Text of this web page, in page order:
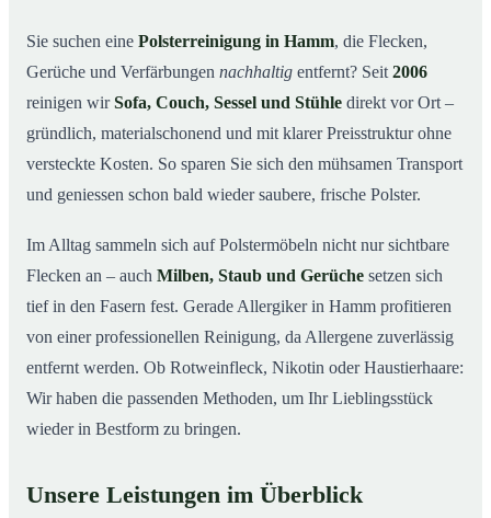
03So arbeiten wir
04Warum Mr. Cleaner in Hamm?
05Polsterreinigung in Hamm und Umgebung
Verwandte Leistungen (für mehr Sauberkeit im
Verbund)
08Jetzt kostenloses Angebot einholen
09So läuft eine professionelle Polsterreinigung in Hamm
Sie suchen eine Polsterreinigung in Hamm, die Flecken,
Gerüche und Verfärbungen nachhaltig entfernt? Seit 2006
reinigen wirSofa, Couch, Sessel und Stühle direkt vor Ort –
gründlich, materialschonend und mit klarer Preisstruktur ohne
versteckte Kosten. So sparen Sie sich den mühsamen Transport
und geniessen schon bald wieder saubere, frische Polster.
Im Alltag sammeln sich auf Polstermöbeln nicht nur sichtbare
Flecken an – auch Milben, Staub und Gerüche setzen sich
tief in den Fasern fest. Gerade Allergiker in Hamm profitieren
von einer professionellen Reinigung, da Allergene zuverlässig
entfernt werden. Ob Rotweinfleck, Nikotin oder Haustierhaare:
Wir haben die passenden Methoden, um Ihr Lieblingsstück
wieder in Bestform zu bringen.
Unsere Leistungen im Überblick